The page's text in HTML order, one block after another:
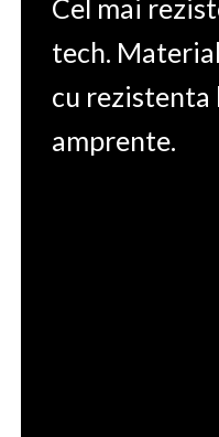
Cel mai
tech.
cu rezistenta
amprente.